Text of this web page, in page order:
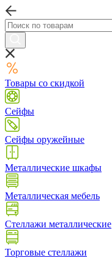
Товары со скидкой
Сейфы
Сейфы оружейные
Металлические шкафы
Металлическая мебель
Стеллажи металлические
Торговые стеллажи